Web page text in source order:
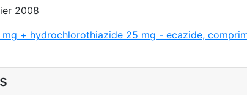
2008
+ hydrochlorothiazide 25 mg - ecazide,